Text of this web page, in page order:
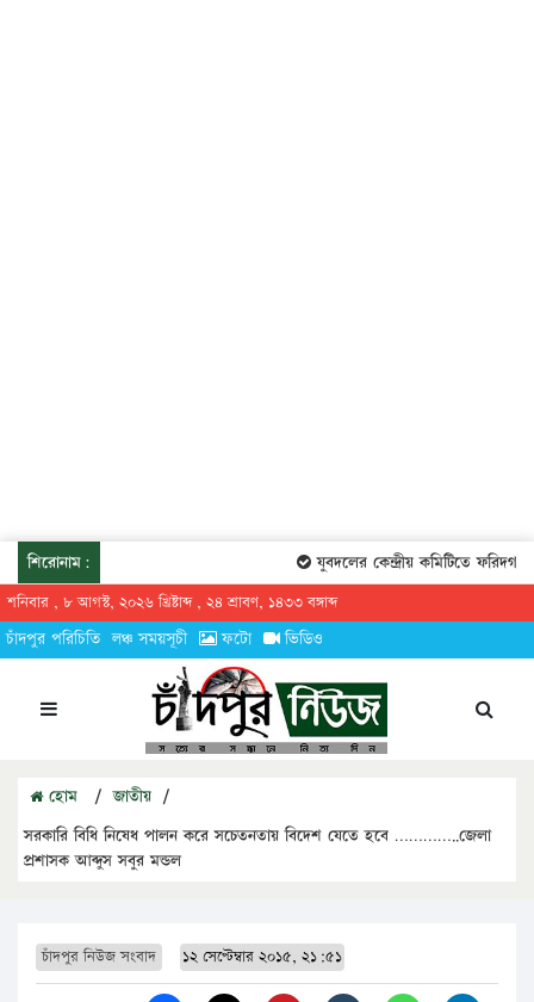
শিরোনাম: যুবদলের কেন্দ্রীয় কমিটিতে
শনিবার , ৮ আগস্ট, ২০২৬ খ্রিষ্টাব্দ , ২৪ শ্রাবণ, ১৪৩৩ বঙ্গাব্দ
চাঁদপুর পরিচিতি লঞ্চ সময়সূচী ফটো ভিডিও
হোম / জাতীয় /
সরকারি বিধি নিষেধ পালন করে সচেতনতায় বিদেশ যেতে হবে …………..জেলা
প্রশাসক আব্দুস সবুর মন্ডল
চাঁদপুর নিউজ সংবাদ ১২ সেপ্টেম্বার ২০১৫, ২১:৫১